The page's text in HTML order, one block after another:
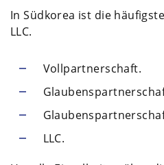
In Südkorea ist die
LLC.
Vollpartnerschaft.
LLC.